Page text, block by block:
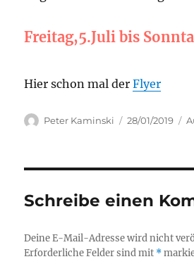
Freitag,5.Juli bis
Hier schon mal derFlyer
Autor
Peter Kaminski
Veröffentlicht
28/01/2019
Schreibe einen
Deine E-Mail-Adresse wird nicht
Erforderliche Felder sind mit *